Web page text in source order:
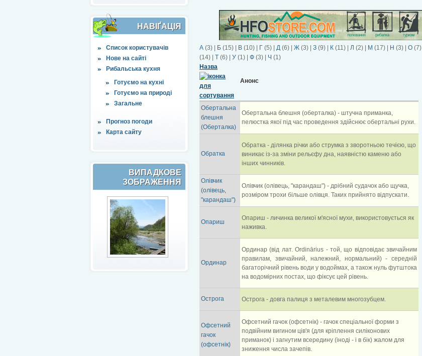
НАВІҐАЦІЯ
Список користувачів
Нове на сайті
Рибальська кухня
Готуємо на кухні
Готуємо на природі
Загальне
Прогноз погоди
Карта сайту
ВИПАДКОВЕ
ЗОБРАЖЕННЯ
А (3) Б (15) В (10) Г (5) Д (6) Ж (3) З (9) К (11) Л (2) М (17) Н (3) О (7)
(14)
Т (6) У (1) Ф (3) Ч (1)
Назва
Анонс
Обертальна
блешня
(Оберталка)
Обертальна блешня (оберталка) - штучна приманка,
пелюстка якої під час проведення здійснює обертальні рухи.
Обратка
Обратка - ділянка річки або струмка з зворотньою течією, що
виникає із-за зміни рельєфу дна, наявністю каменю або
інших чинників.
Олівчик
(олівець,
"карандаш")
Олівчик (олівець, "карандаш") - дрібний судачок або щучка,
розміром трохи більше олівця. Таких прийнято відпускати.
Опариш
Опариш - личинка великої м'ясної мухи, використовується як
наживка.
Ординар
Ординар (від лат. Ordinārius - той, що відповідає звичайним
правилам, звичайний, належний, нормальний) - середній
багаторічний рівень води у водоймах, а також нуль футштока
на водомірних постах, що фіксує цей рівень.
Острога Острога - довга палиця з металевим многозубцем.
Офсетний
гачок
(офсетнік)
Офсетний гачок (офсетнік) - гачок спеціальної форми з
подвійним вигином ців'я (для кріплення силіконових
приманок) і загнутим всередину (іноді - і в бік) жалом для
зниження числа зачепів.